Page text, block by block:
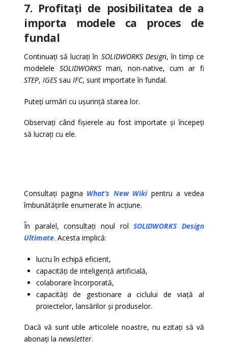
7. Profitați de posibilitatea de a
importa modele ca proces de
fundal
Continuați să lucrați în SOLIDWORKS Design, în timp ce
modelele SOLIDWORKSmari, non-native, cum ar fi
STEP,IGES sauIFC, sunt importate în fundal.
Puteți urmări cu ușurință starea lor.
Observați când fișierele au fost importate și începeți
să lucrați cu ele.
Consultați pagina What’s New Wiki pentru a vedea
îmbunătățirile enumerate în acțiune.
În paralel, consultați noul rolSOLIDWORKS Design
Ultimate. Acesta implică:
lucru în echipă eficient,
capacități de inteligență artificială,
colaborare încorporată,
capacități de gestionare a ciclului de viață al
proiectelor, lansărilor și produselor.
Dacă vă sunt utile articolele noastre, nu ezitați să vă
abonați lanewsletter.